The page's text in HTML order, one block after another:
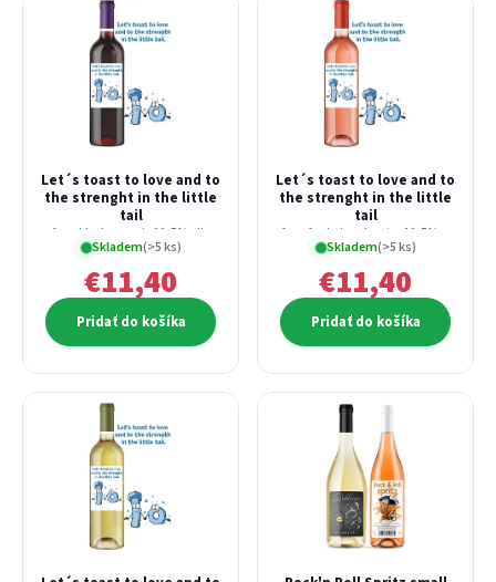
Let´s toast to love and to
the strenght in the little
tail
from blackcurrants 11,5% alk.
Skladem(>5 ks)
€11,40
Pridať do košíka
Let´s toast to love and to
the strenght in the little
tail
from fresh strawberries 11,5% alk.
Skladem(>5 ks)
€11,40
Pridať do košíka